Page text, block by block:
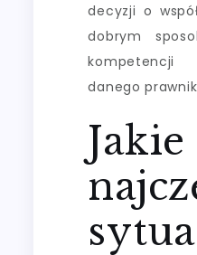
decyzji o
dobrym
kompetencji
danego
Jakie